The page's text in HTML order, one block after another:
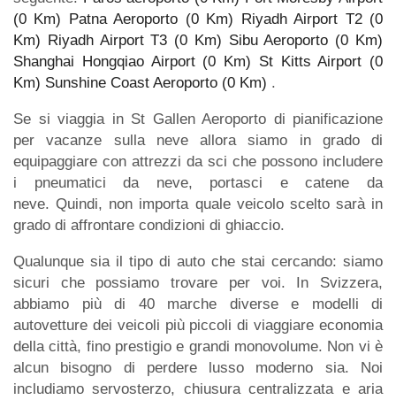
(0 Km) Patna Aeroporto (0 Km) Riyadh Airport T2 (0
Km) Riyadh Airport T3 (0 Km) Sibu Aeroporto (0 Km)
Shanghai Hongqiao Airport (0 Km) St Kitts Airport (0
Km) Sunshine Coast Aeroporto (0 Km) .
Se si viaggia in St Gallen Aeroporto di pianificazione
per vacanze sulla neve allora siamo in grado di
equipaggiare con attrezzi da sci che possono includere
i pneumatici da neve, portasci e catene da
neve. Quindi, non importa quale veicolo scelto sarà in
grado di affrontare condizioni di ghiaccio.
Qualunque sia il tipo di auto che stai cercando: siamo
sicuri che possiamo trovare per voi. In Svizzera,
abbiamo più di 40 marche diverse e modelli di
autovetture dei veicoli più piccoli di viaggiare economia
della città, fino prestigio e grandi monovolume. Non vi è
alcun bisogno di perdere lusso moderno sia. Noi
includiamo servosterzo, chiusura centralizzata e aria